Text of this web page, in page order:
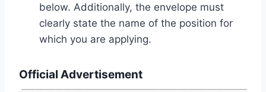
below. Additionally, the envelope must
clearly state the name of the position for
which you are applying.
Official Advertisement